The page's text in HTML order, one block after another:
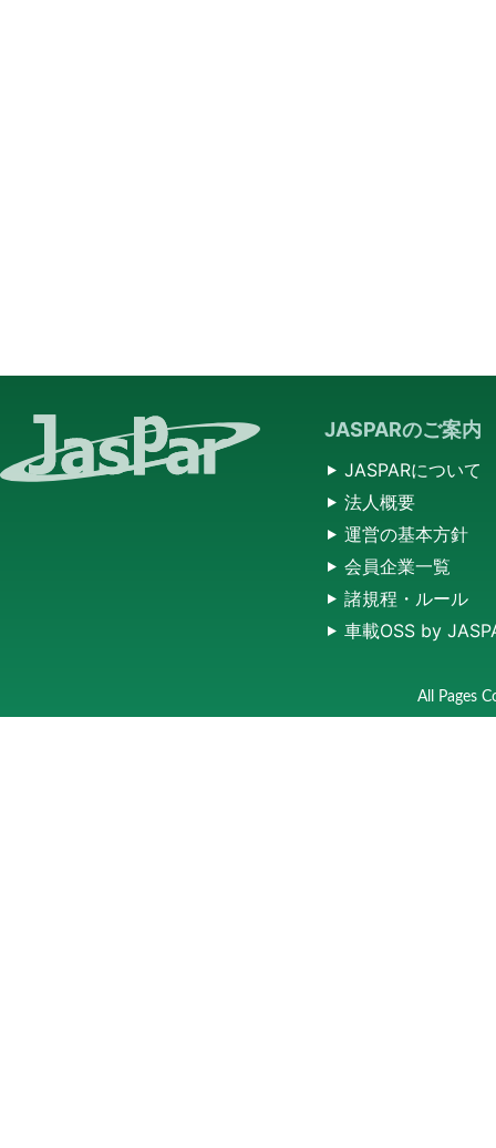
JASPARのご案内
JASPARについて
法人概要
運営の基本方針
会員企業一覧
諸規程・ルール
車載OSS by
All Pages